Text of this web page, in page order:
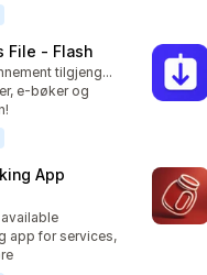
File ‑ Flash
Gratis abonnement tilgjengelig
e-bøker og
App
app for services,